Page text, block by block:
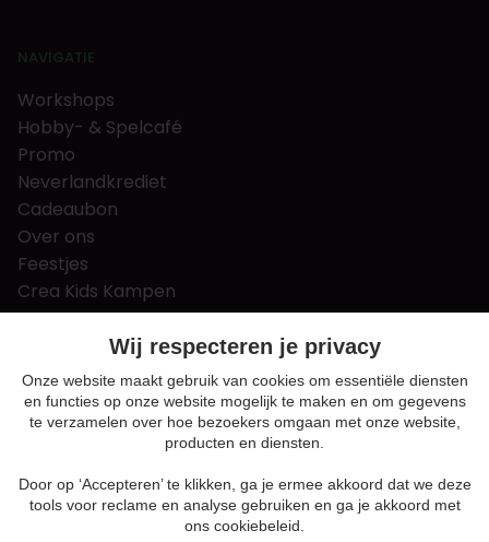
NAVIGATIE
Workshops
Hobby- & Spelcafé
Promo
Neverlandkrediet
Cadeaubon
Over ons
Feestjes
Crea Kids Kampen
FAQ
Tips & tricks
Contact
Nieuws & Vacatures
Algemene voorwaarden
Privacy en cookie policy
Wij respecteren je privacy
Onze website maakt gebruik van cookies om essentiële diensten
en functies op onze website mogelijk te maken en om gegevens
te verzamelen over hoe bezoekers omgaan met onze website,
producten en diensten.
Door op ‘Accepteren’ te klikken, ga je ermee akkoord dat we deze
tools voor reclame en analyse gebruiken en ga je akkoord met
ons cookiebeleid.